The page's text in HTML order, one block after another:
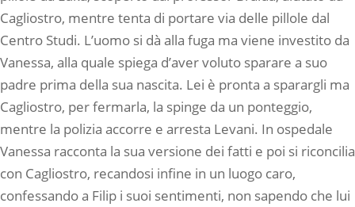
Cagliostro, mentre tenta di portare via delle pillole dal
Centro Studi. L’uomo si dà alla fuga ma viene investito da
Vanessa, alla quale spiega d’aver voluto sparare a suo
padre prima della sua nascita. Lei è pronta a sparargli ma
Cagliostro, per fermarla, la spinge da un ponteggio,
mentre la polizia accorre e arresta Levani. In ospedale
Vanessa racconta la sua versione dei fatti e poi si riconcilia
con Cagliostro, recandosi infine in un luogo caro,
confessando a Filip i suoi sentimenti, non sapendo che lui